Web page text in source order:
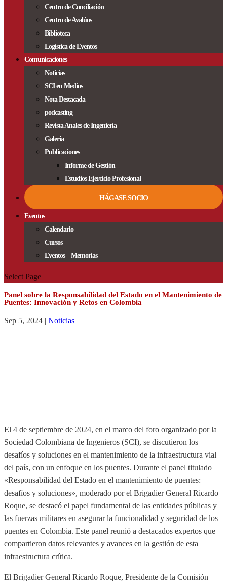
Centro de Conciliación
Centro de Avalúos
Biblioteca
Logística de Eventos
Comunicaciones
Noticias
SCI en Medios
Nota Destacada
podcasting
Revista Anales de Ingeniería
Galería
Publicaciones
Informe de Gestión
Estudios Ejercicio Profesional
HÁGASE SOCIO
Eventos
Calendario
Cursos
Eventos – Memorias
Select Page
Panel sobre la Responsabilidad del Estado en el Mantenimiento de
Puentes: Innovación y Retos en Colombia
Sep 5, 2024 | Noticias
El 4 de septiembre de 2024, en el marco del foro organizado por la
Sociedad Colombiana de Ingenieros (SCI), se discutieron los
desafíos y soluciones en el mantenimiento de la infraestructura vial
del país, con un enfoque en los puentes. Durante el panel titulado
«Responsabilidad del Estado en el mantenimiento de puentes:
desafíos y soluciones», moderado por el Brigadier General Ricardo
Roque, se destacó el papel fundamental de las entidades públicas y
las fuerzas militares en asegurar la funcionalidad y seguridad de los
puentes en Colombia. Este panel reunió a destacados expertos que
compartieron datos relevantes y avances en la gestión de esta
infraestructura crítica.
El Brigadier General Ricardo Roque, Presidente de la Comisión